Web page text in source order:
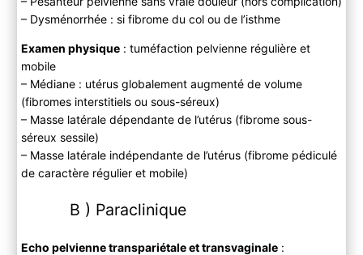
– Dysménorrhée : si fibrome du col ou de l’isthme
Examen physique: tuméfaction pelvienne régulière et
mobile
– Médiane : utérus globalement augmenté de volume
(fibromes interstitiels ou sous-séreux)
– Masse latérale dépendante de l’utérus (fibrome sous-
séreux sessile)
– Masse latérale indépendante de l’utérus (fibrome pédiculé
de caractère régulier et mobile)
B ) Paraclinique
Echo pelvienne transpariétale et transvaginale: